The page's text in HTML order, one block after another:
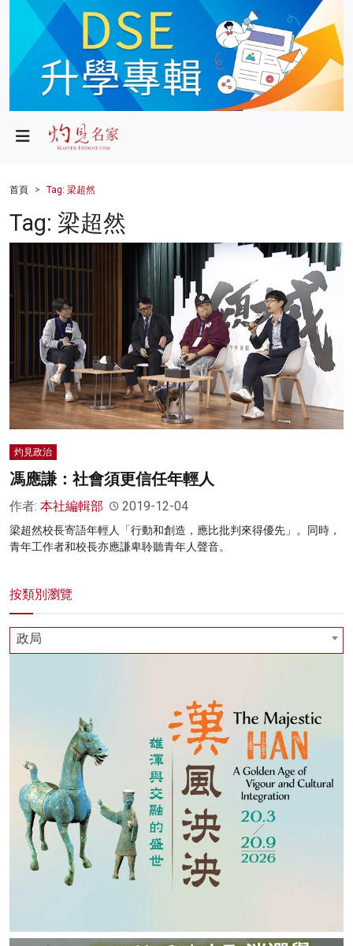
政局
財經
健康
科技
影片
名家榜
灼見活動
首頁 Tag: 梁超然
Tag: 梁超然
灼見政治
馮應謙：社會須更信任年輕人
作者: 本社編輯部 2019-12-04
梁超然校長寄語年輕人「行動和創造，應比批判來得優先」。同時，
青年工作者和校長亦應謙卑聆聽青年人聲音。
按類別瀏覽
政局